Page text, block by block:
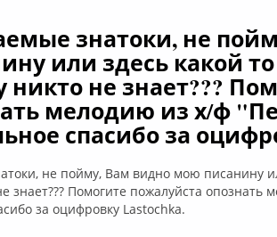
знатоки, не
или здесь какой
никто не знает???
мелодию из х/ф
спасибо за
не пойму, Вам видно мою писанину
знает??? Помогите пожалуйста опознать
за оцифровку Lastochka.